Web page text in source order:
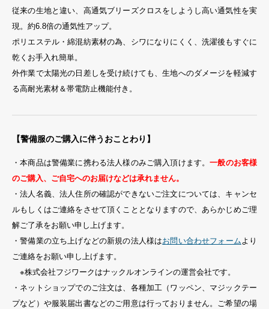
従来の生地と違い、高通気ブリーズクロスをしようし高い通気性を実
現。約6.8倍の通気性アップ。
ポリエステル・綿混紡素材の為、シワになりにくく、洗濯後もすぐに
乾くお手入れ簡単。
外作業で太陽光の日差しを受け続けても、生地へのダメージを軽減す
る高耐光素材＆帯電防止機能付き。
【警備服のご購入に伴うおことわり】
・本商品は警備業に携わる法人様のみご購入頂けます。一般のお客様
のご購入、ご自宅へのお届けなどは承れません。
・法人名義、法人住所の確認ができないご注文については、キャンセ
ルもしくはご連絡をさせて頂くこととなりますので、あらかじめご理
解ご了承をお願い申し上げます。
・警備業の立ち上げなどの新規の法人様はお問い合わせフォーム より
ご連絡をお願い申し上げます。
※株式会社フジワークはナックルオンラインの運営会社です。
・ネットショップでのご注文は、各種加工（ワッペン、マジックテー
プなど）や服装届出書などのご用意は行っておりません。ご希望の場